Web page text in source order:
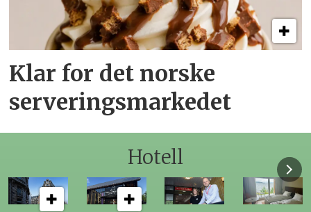
Klar for det norske
serveringsmarkedet
Hotell